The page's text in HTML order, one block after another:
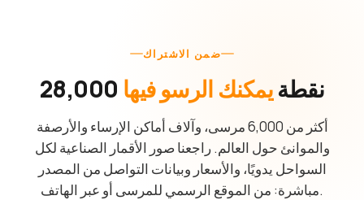
ضمن الاشتراك
28,000 نقطةيمكنك الرسو فيها
أكثر من 6,000 مرسى، وآلاف أماكن الإرساء والأرصفة
والموانئ حول العالم. راجعنا صور الأقمار الصناعية لكل
السواحل يدويًا، والأسعار وبيانات التواصل من المصدر
مباشرة: من الموقع الرسمي للمرسى أو عبر الهاتف.